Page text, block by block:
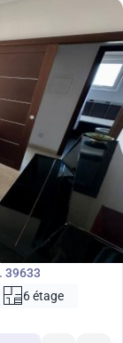
39633
6 étage